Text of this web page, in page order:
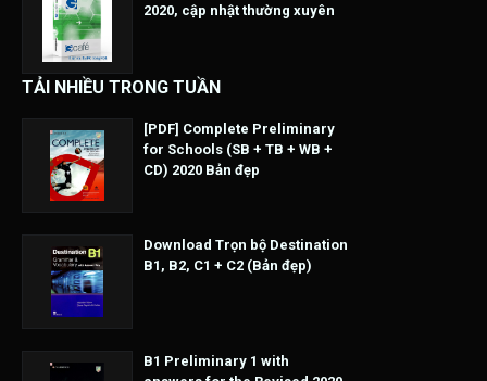
2020, cập nhật thường xuyên
TẢI NHIỀU TRONG TUẦN
[PDF] Complete Preliminary
for Schools (SB + TB + WB +
CD) 2020 Bản đẹp
Download Trọn bộ Destination
B1, B2, C1 + C2 (Bản đẹp)
B1 Preliminary 1 with